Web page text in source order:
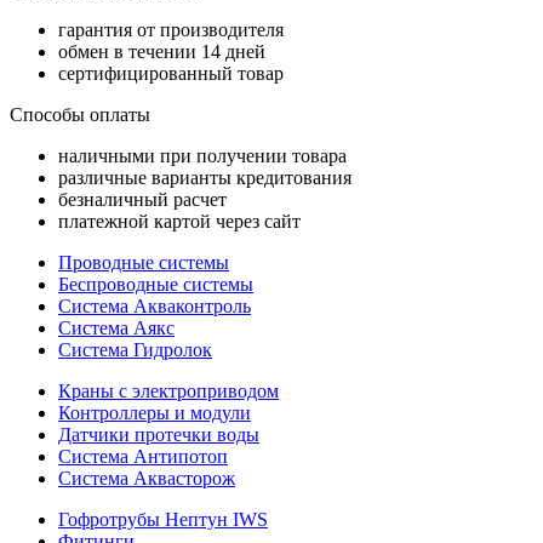
гарантия от производителя
обмен в течении 14 дней
сертифицированный товар
Способы оплаты
наличными при получении товара
различные варианты кредитования
безналичный расчет
платежной картой через сайт
Проводные системы
Беспроводные системы
Система Акваконтроль
Система Аякс
Система Гидролок
Краны с электроприводом
Контроллеры и модули
Датчики протечки воды
Система Антипотоп
Система Аквасторож
Гофротрубы Нептун IWS